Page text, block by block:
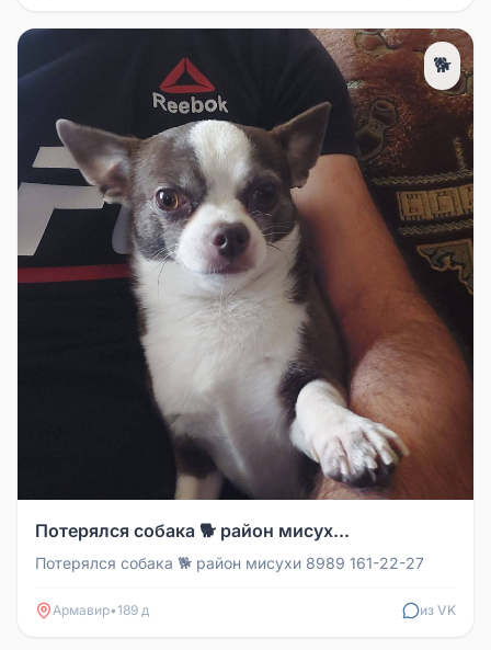
🐕
Потерялся собака 🐕 район мисух...
Потерялся собака 🐕 район мисухи 8989 161-22-27
Армавир•189 д из VK